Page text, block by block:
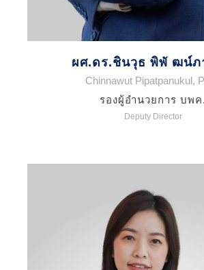
ผศ.ดร.ชินวุธ พิพั ฒน์ภ
Chinnawut Pipatpanukul,
รองผู้อำนวยการ บพค.
Deputy Director